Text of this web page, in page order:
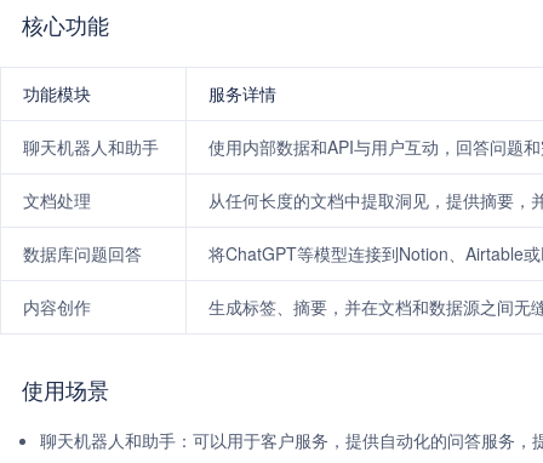
核心功能
功能模块 服务详情
聊天机器人和助手 使用内部数据和API与用户互动，回答问题
文档处理 从任何长度的文档中提取洞见，提供摘要，
数据库问题回答 将ChatGPT等模型连接到Notion、Airtable
内容创作 生成标签、摘要，并在文档和数据源之间无
使用场景
聊天机器人和助手：可以用于客户服务，提供自动化的问答服务，